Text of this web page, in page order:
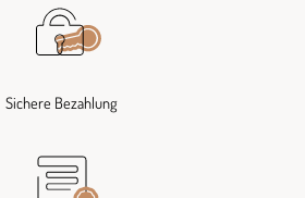
Sichere Bezahlung